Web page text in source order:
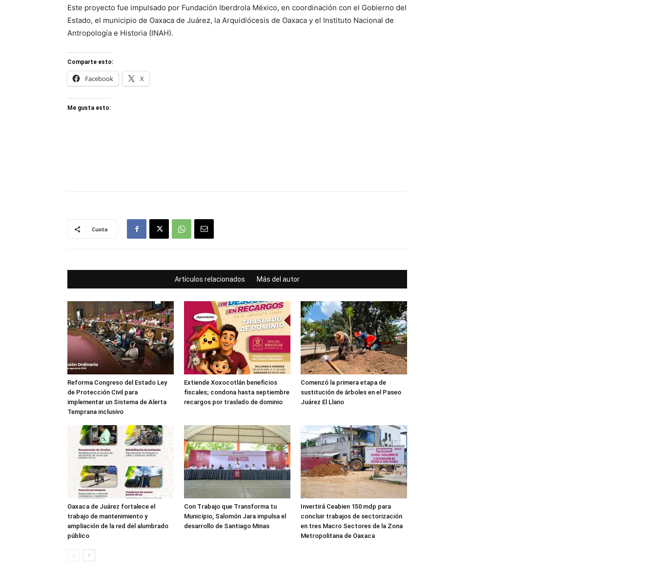
Este proyecto fue impulsado por Fundación Iberdrola México, en coordinación con el Gobierno del
Estado, el municipio de Oaxaca de Juárez, la Arquidiócesis de Oaxaca y el Instituto Nacional de
Antropología e Historia (INAH).
Comparte esto:
Facebook X
Me gusta esto:
Cuota
Artículos relacionados Más del autor
Reforma Congreso del Estado Ley
de Protección Civil para
implementar un Sistema de Alerta
Temprana inclusivo
Extiende Xoxocotlán beneficios
fiscales; condona hasta septiembre
recargos por traslado de dominio
Comenzó la primera etapa de
sustitución de árboles en el Paseo
Juárez El Llano
Oaxaca de Juárez fortalece el
trabajo de mantenimiento y
ampliación de la red del alumbrado
público
Con Trabajo que Transforma tu
Municipio, Salomón Jara impulsa el
desarrollo de Santiago Minas
Invertirá Ceabien 150 mdp para
concluir trabajos de sectorización
en tres Macro Sectores de la Zona
Metropolitana de Oaxaca